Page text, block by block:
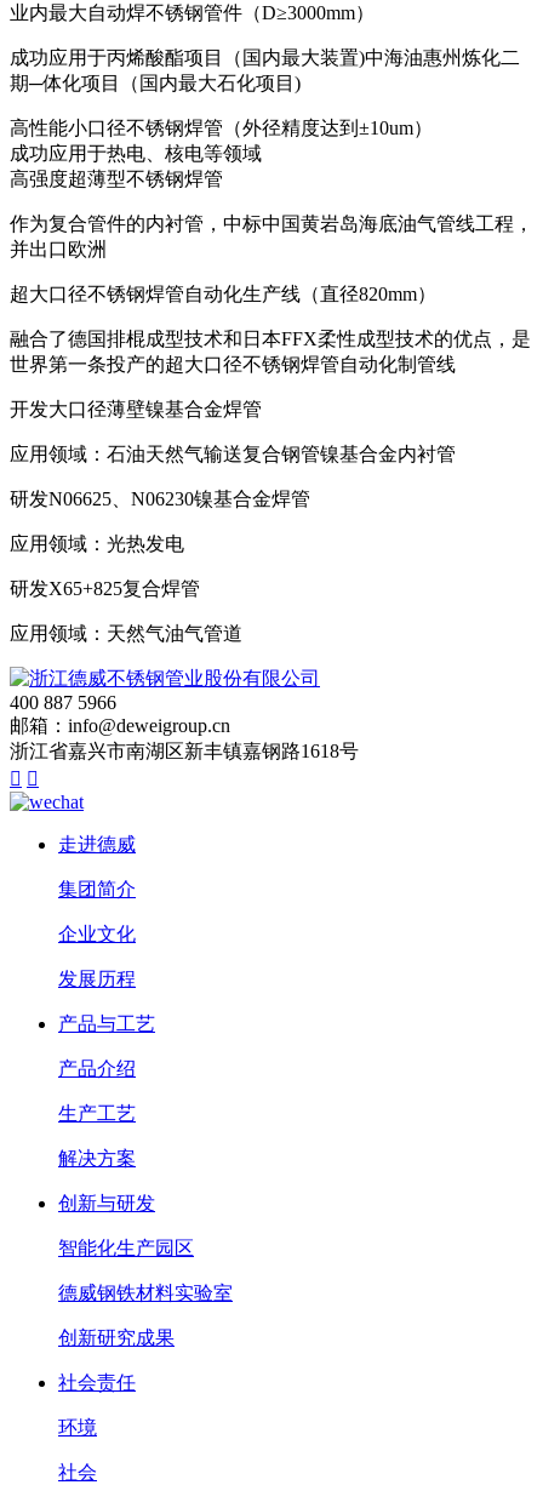
业内最大自动焊不锈钢管件（D≥3000mm）
成功应用于丙烯酸酯项目（国内最大装置)中海油惠州炼化二
期─体化项目（国内最大石化项目)
高性能小口径不锈钢焊管（外径精度达到±10um）
成功应用于热电、核电等领域
高强度超薄型不锈钢焊管
作为复合管件的内衬管，中标中国黄岩岛海底油气管线工程，
并出口欧洲
超大口径不锈钢焊管自动化生产线（直径820mm）
融合了德国排棍成型技术和日本FFX柔性成型技术的优点，是
世界第一条投产的超大口径不锈钢焊管自动化制管线
开发大口径薄壁镍基合金焊管
应用领域：石油天然气输送复合钢管镍基合金内衬管
研发N06625、N06230镍基合金焊管
应用领域：光热发电
研发X65+825复合焊管
应用领域：天然气油气管道
400 887 5966
邮箱：info@deweigroup.cn
浙江省嘉兴市南湖区新丰镇嘉钢路1618号
 
走进德威
集团简介
企业文化
发展历程
产品与工艺
产品介绍
生产工艺
解决方案
创新与研发
智能化生产园区
德威钢铁材料实验室
创新研究成果
社会责任
环境
社会